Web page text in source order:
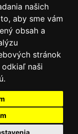
našich
aby sme vám
obsah a
stránok
naši
práva vyhradené.